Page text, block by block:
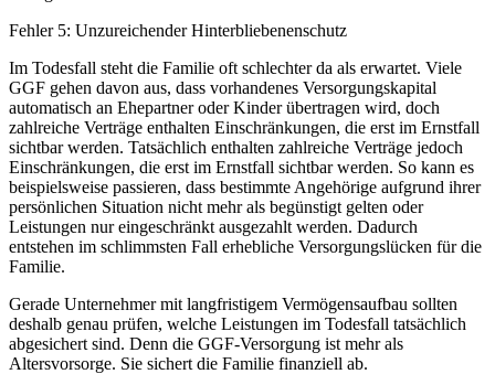
Fehler 5: Unzureichender Hinterbliebenenschutz
Im Todesfall steht die Familie oft schlechter da als erwartet. Viele
GGF gehen davon aus, dass vorhandenes Versorgungskapital
automatisch an Ehepartner oder Kinder übertragen wird, doch
zahlreiche Verträge enthalten Einschränkungen, die erst im Ernstfall
sichtbar werden. Tatsächlich enthalten zahlreiche Verträge jedoch
Einschränkungen, die erst im Ernstfall sichtbar werden. So kann es
beispielsweise passieren, dass bestimmte Angehörige aufgrund ihrer
persönlichen Situation nicht mehr als begünstigt gelten oder
Leistungen nur eingeschränkt ausgezahlt werden. Dadurch
entstehen im schlimmsten Fall erhebliche Versorgungslücken für die
Familie.
Gerade Unternehmer mit langfristigem Vermögensaufbau sollten
deshalb genau prüfen, welche Leistungen im Todesfall tatsächlich
abgesichert sind. Denn die GGF-Versorgung ist mehr als
Altersvorsorge. Sie sichert die Familie finanziell ab.